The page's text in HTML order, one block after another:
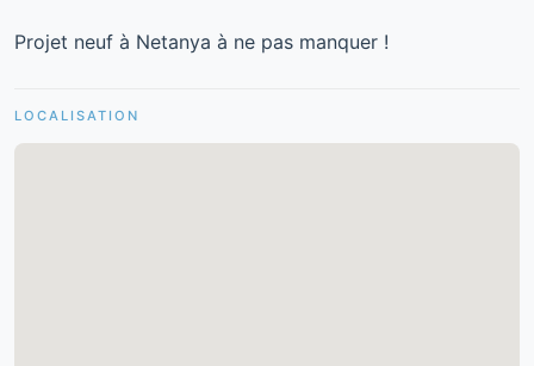
Projet neuf à Netanya à ne pas manquer !
LOCALISATION